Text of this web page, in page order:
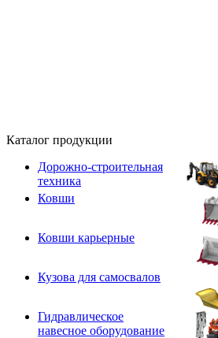
Каталог продукции
Дорожно-строительная
техника
Ковши
Ковши карьерные
Кузова для самосвалов
Гидравлическое
навесное оборудование